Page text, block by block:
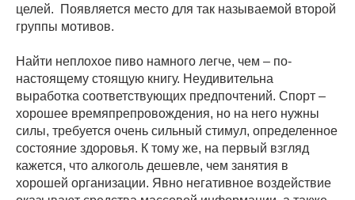
целей. Появляется место для так называемой второй
группы мотивов.
Найти неплохое пиво намного легче, чем – по-
настоящему стоящую книгу. Неудивительна
выработка соответствующих предпочтений. Спорт –
хорошее времяпрепровождения, но на него нужны
силы, требуется очень сильный стимул, определенное
состояние здоровья. К тому же, на первый взгляд
кажется, что алкоголь дешевле, чем занятия в
хорошей организации. Явно негативное воздействие